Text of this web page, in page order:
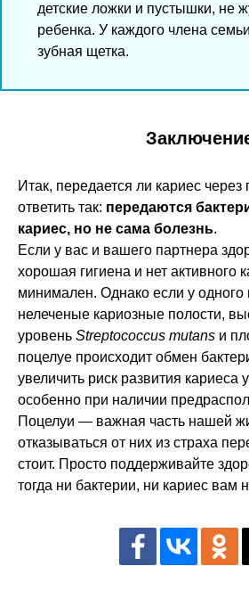
детские ложки и пустышки, не
ребенка. У каждого члена
зубная щетка.
Итак, передается ли кариес
ответить так: передаются
кариес, но не сама болезнь.
Если у вас и вашего партнера
хорошая гигиена и нет активного
минимален. Однако если у одного
нелеченые кариозные полости,
уровень Streptococcus mutans и
поцелуе происходит обмен
увеличить риск развития кариеса
особенно при наличии
Поцелуи — важная часть нашей
отказываться от них из страха
стоит. Просто поддерживайте
тогда ни бактерии, ни кариес вам